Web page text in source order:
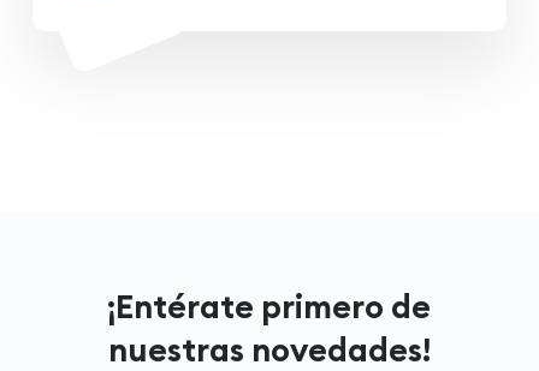
¡Entérate primero de
nuestras novedades!